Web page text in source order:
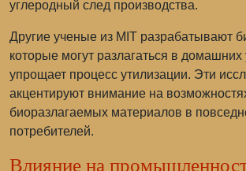
углеродный след производства.
Другие ученые из MIT разрабатывают
которые могут разлагаться в домашних
упрощает процесс утилизации. Эти
акцентируют внимание на
биоразлагаемых материалов в
потребителей.
Влияние на